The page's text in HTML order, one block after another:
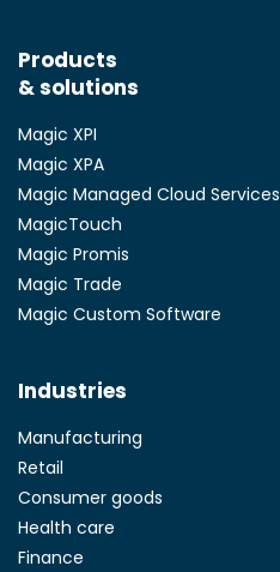
Products
& solutions
Magic XPI
Magic XPA
Magic Managed Cloud Services
MagicTouch
Magic Promis
Magic Trade
Magic Custom Software
Industries
Manufacturing
Retail
Consumer goods
Health care
Finance